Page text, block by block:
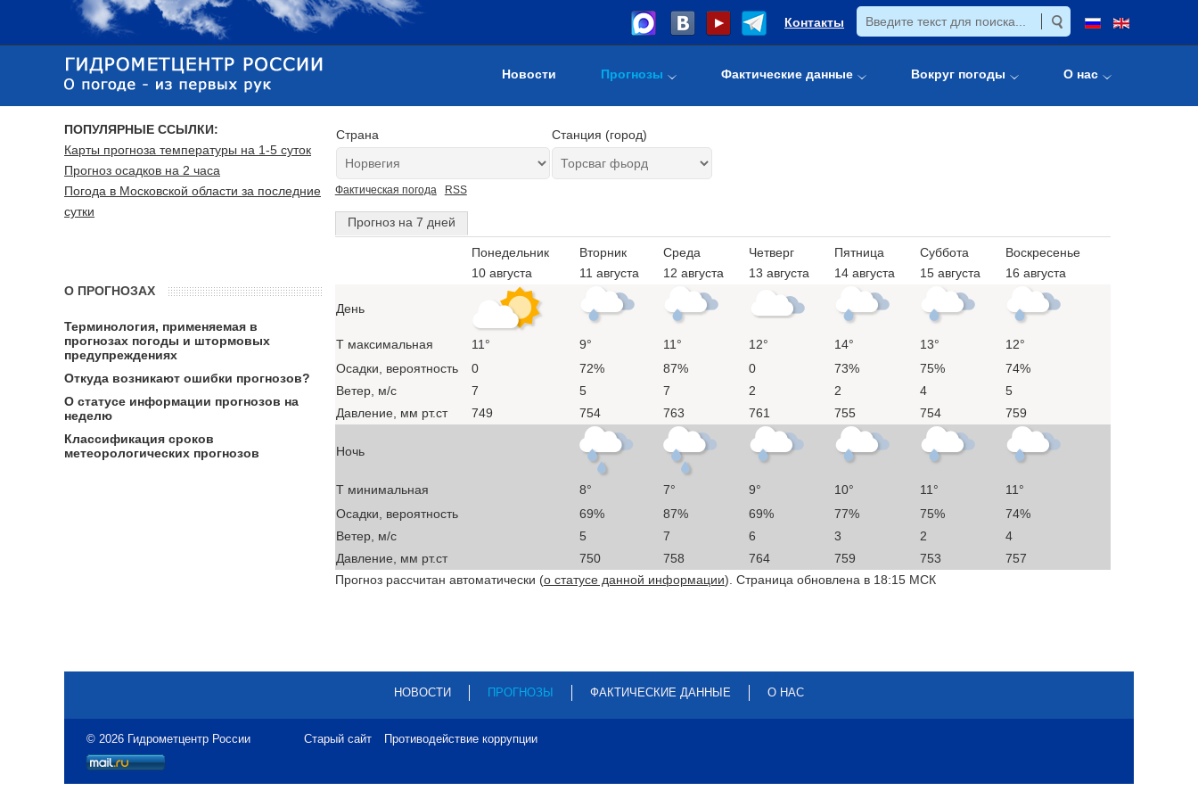
Контакты
Новости Прогнозы Фактические данные Вокруг погоды О нас
Страна Станция (город)
Фактическая погода RSS
Прогноз на 7 дней
Понедельник
10 августа
Вторник
11 августа
Среда
12 августа
Четверг
13 августа
Пятница
14 августа
Суббота
15 августа
Воскресенье
16 августа
День
T максимальная 11° 9° 11° 12° 14° 13°
12°
Осадки, вероятность
0 72% 87% 0 73% 75%
74%
Ветер, м/с
7 5 7 2 2 4
5
Давление, мм рт.ст
749 754 763 761 755 754 759
Ночь
T минимальная 8° 7° 9° 10° 11°
11°
Осадки, вероятность
69% 87% 69% 77% 75%
74%
Ветер, м/с
5 7 6 3 2
4
Давление, мм рт.ст
750 758 764 759 753
757
Прогноз рассчитан автоматически (о статусе данной информации). Страница обновлена в 18:15 МСК
ПОПУЛЯРНЫЕ ССЫЛКИ:
Карты прогноза температуры на 1-5 суток
Прогноз осадков на 2 часа
Погода в Московской области за последние
сутки
О ПРОГНОЗАХ
Терминология, применяемая в
прогнозах погоды и штормовых
предупреждениях
Откуда возникают ошибки прогнозов?
О статусе информации прогнозов на
неделю
Классификация сроков
метеорологических прогнозов
НОВОСТИ ПРОГНОЗЫ ФАКТИЧЕСКИЕ ДАННЫЕ О НАС
© 2026 Гидрометцентр России Старый сайт Противодействие коррупции